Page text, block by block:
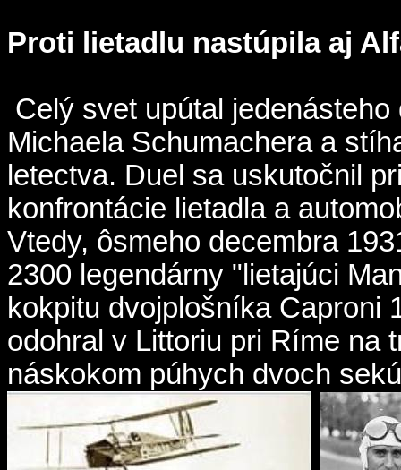
Proti lietadlu nastúpila aj
Celý svet upútal
Michaela Schumachera a
letectva. Duel sa uskutočnil
konfrontácie lietadla a
Vtedy, ôsmeho decembra
2300 legendárny "lietajúci
kokpitu dvojplošníka Caproni
odohral v Littoriu pri Ríme na
náskokom púhych dvoch